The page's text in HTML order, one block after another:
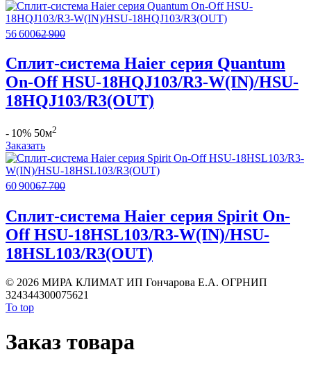
56 60062 900
Сплит-система Haier серия Quantum
On-Off HSU-18HQJ103/R3-W(IN)/HSU-
18HQJ103/R3(OUT)
- 10% 50м2
Заказать
60 90067 700
Сплит-система Haier серия Spirit On-
Off HSU-18HSL103/R3-W(IN)/HSU-
18HSL103/R3(OUT)
© 2026 МИРА КЛИМАТ ИП Гончарова Е.А. ОГРНИП
324344300075621
To top
Заказ товара